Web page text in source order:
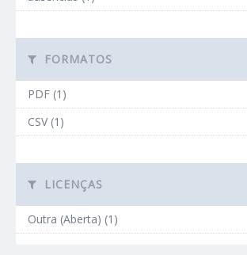
FORMATOS
PDF (1)
CSV (1)
LICENÇAS
Outra (Aberta) (1)